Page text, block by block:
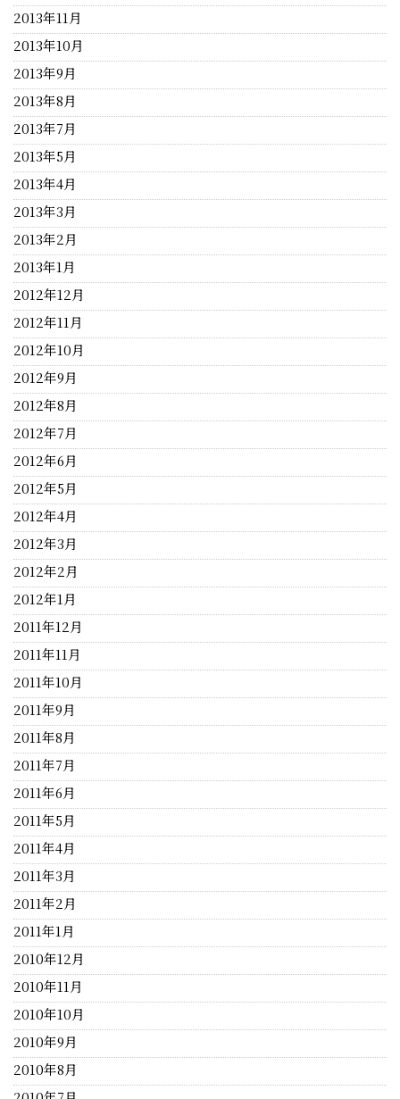
2013年11月
2013年10月
2013年9月
2013年8月
2013年7月
2013年5月
2013年4月
2013年3月
2013年2月
2013年1月
2012年12月
2012年11月
2012年10月
2012年9月
2012年8月
2012年7月
2012年6月
2012年5月
2012年4月
2012年3月
2012年2月
2012年1月
2011年12月
2011年11月
2011年10月
2011年9月
2011年8月
2011年7月
2011年6月
2011年5月
2011年4月
2011年3月
2011年2月
2011年1月
2010年12月
2010年11月
2010年10月
2010年9月
2010年8月